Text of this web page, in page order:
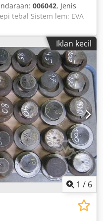
006042, Jenis
tebal Sistem lem: EVA
ya Djdpfx Alswacqlo
umpan maksimum:
40 mm UnitIklan kecil
1 / 6